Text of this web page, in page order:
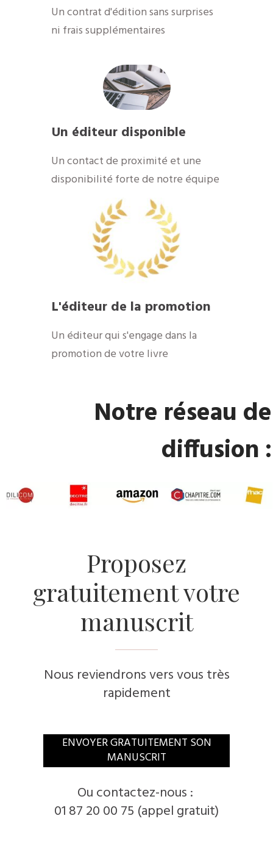
Un contrat d'édition sans surprises
ni frais supplémentaires
Un éditeur disponible
​Un contact de proximité et une
disponibilité forte de notre équipe
​L'éditeur de la promotion
​Un éditeur qui s'engage dans la
promotion de votre livre
​Notre réseau de
diffusion :
​Proposez
gratuitement votre
manuscrit
Nous reviendrons vers vous très
rapidement
​ENVOYER GRATUITEMENT SON
MANUSCRIT
​Ou contactez-nous :
01 87 20 00 75 (appel gratuit)